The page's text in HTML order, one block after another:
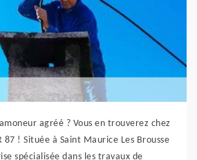
agréé ? Vous en trouverez chez
87 ! Située à Saint Maurice Les Brousse
spécialisée dans les travaux de